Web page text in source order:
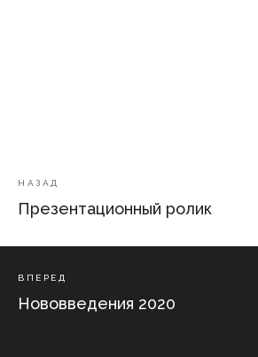
НАЗАД
Презентационный ролик
ВПЕРЕД
Нововведения 2020